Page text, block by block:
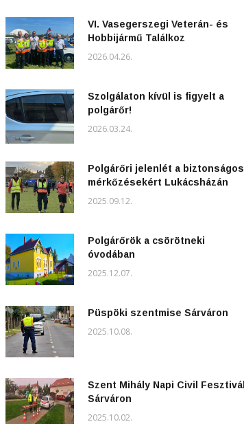
VI. Vasegerszegi Veterán- és
Hobbijármű Találkoz
2026.04.26.
Szolgálaton kívül is figyelt a
polgárőr!
2026.03.24.
Polgárőri jelenlét a biztonságos
mérkőzésekért Lukácsházán
2025.09.12.
Polgárőrök a csörötneki
óvodában
2025.12.07.
Püspöki szentmise Sárváron
2025.10.08.
Szent Mihály Napi Civil Fesztivál
Sárváron
2025.10.02.